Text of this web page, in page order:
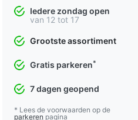
Iedere zondag open
van 12 tot 17
Grootste assortiment
Gratis parkeren*
7 dagen geopend
* Lees de voorwaarden op de
parkeren pagina